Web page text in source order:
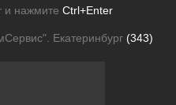
и нажмите Ctrl+Enter
Екатеринбург (343)